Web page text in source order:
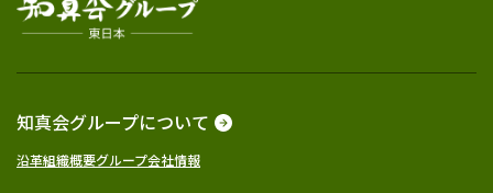
知真会グループについて
沿革組織概要グループ会社情報